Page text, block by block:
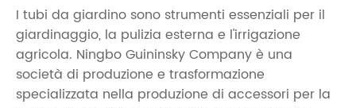
I tubi da giardino sono strumenti essenziali per il
giardinaggio, la pulizia esterna e l'irrigazione
agricola. Ningbo Guininsky Company è una
società di produzione e trasformazione
specializzata nella produzione di accessori per la